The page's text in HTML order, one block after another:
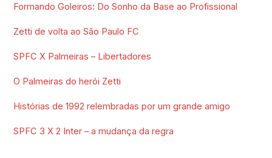
Formando Goleiros: Do Sonho da Base ao Profissional
Zetti de volta ao São Paulo FC
SPFC X Palmeiras – Libertadores
O Palmeiras do herói Zetti
Histórias de 1992 relembradas por um grande amigo
SPFC 3 X 2 Inter – a mudança da regra